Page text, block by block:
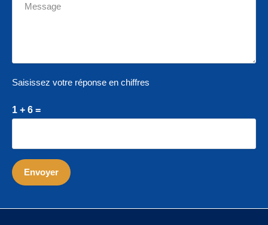
Saisissez votre réponse en chiffres
1 + 6 =